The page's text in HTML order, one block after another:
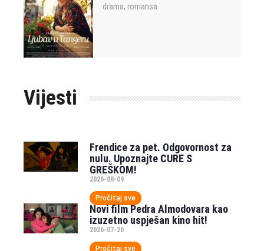
drama, romansa
Vijesti
Frendice za pet. Odgovornost za
nulu. Upoznajte CURE S
GREŠKOM!
2026-08-09
Pročitaj sve
Novi film Pedra Almodovara kao
izuzetno uspješan kino hit!
2026-07-26
Pročitaj sve